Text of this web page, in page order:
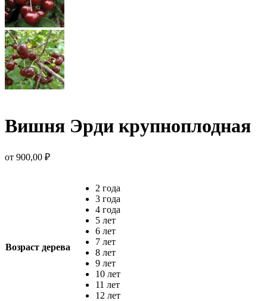
Вишня Эрди крупноплодная
от 900,00 ₽
Возраст дерева
2 года
3 года
4 года
5 лет
6 лет
7 лет
8 лет
9 лет
10 лет
11 лет
12 лет